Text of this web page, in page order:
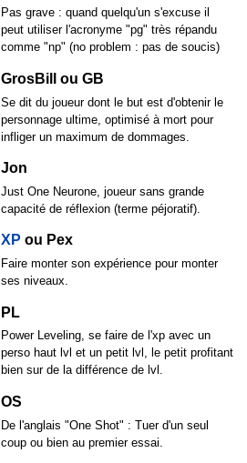
Pas grave : quand quelqu'un s'excuse il
peut utiliser l'acronyme "pg" très répandu
comme "np" (no problem : pas de soucis)
GrosBill ou GB
Se dit du joueur dont le but est d'obtenir le
personnage ultime, optimisé à mort pour
infliger un maximum de dommages.
Jon
Just One Neurone, joueur sans grande
capacité de réflexion (terme péjoratif).
XP ou Pex
Faire monter son expérience pour monter
ses niveaux.
PL
Power Leveling, se faire de l'xp avec un
perso haut lvl et un petit lvl, le petit profitant
bien sur de la différence de lvl.
OS
De l'anglais "One Shot" : Tuer d'un seul
coup ou bien au premier essai.